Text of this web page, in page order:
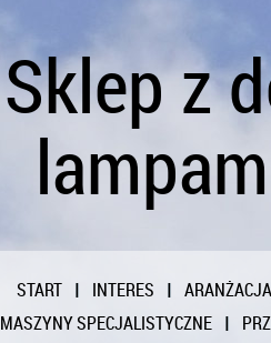
Sklep z
START INTERES
ARANŻACJA
MASZYNY SPECJALISTYCZNE